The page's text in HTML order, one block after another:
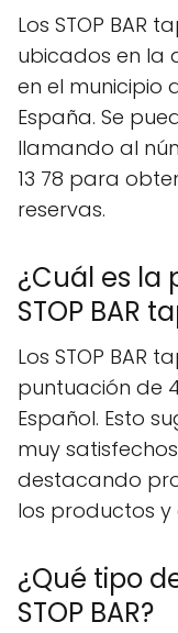
Los STOP BAR
ubicados en la
en el municipio
España. Se
llamando al
13 78 para
reservas.
¿Cuál es la
STOP BAR
Los STOP BAR
puntuación de
Español. Esto
muy
destacando
los productos y
¿Qué tipo
STOP BAR?